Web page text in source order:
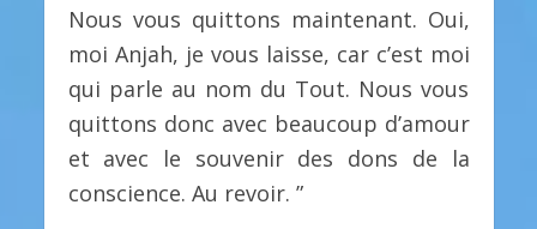
Nous vous quittons maintenant. Oui,
moi Anjah, je vous laisse, car c’est moi
qui parle au nom du Tout. Nous vous
quittons donc avec beaucoup d’amour
et avec le souvenir des dons de la
conscience. Au revoir. ”